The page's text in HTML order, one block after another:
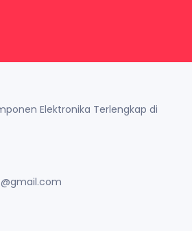
Elektronika Terlengkap di